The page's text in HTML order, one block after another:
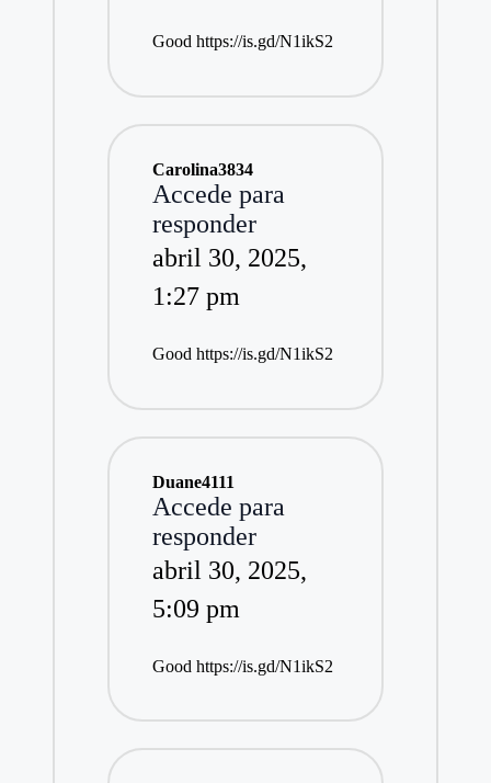
Goodhttps://is.gd/N1ikS2
Carolina3834
Accede para
responder
abril 30, 2025,
1:27 pm
Goodhttps://is.gd/N1ikS2
Duane4111
Accede para
responder
abril 30, 2025,
5:09 pm
Goodhttps://is.gd/N1ikS2